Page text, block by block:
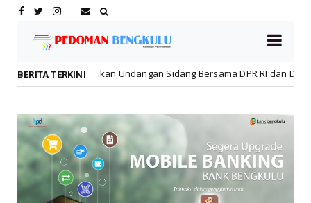
BERITA TERKINI
Undangan Sidang Bersama DPR RI dan DPD RI kepada Wapres